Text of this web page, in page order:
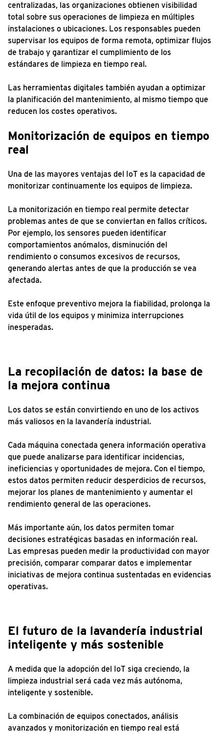
centralizadas, las organizaciones obtienen visibilidad
total sobre sus operaciones de limpieza en múltiples
instalaciones o ubicaciones. Los responsables pueden
supervisar los equipos de forma remota, optimizar flujos
de trabajo y garantizar el cumplimiento de los
estándares de limpieza en tiempo real.
Las herramientas digitales también ayudan a optimizar
la planificación del mantenimiento, al mismo tiempo que
reducen los costes operativos.
Monitorización de equipos en tiempo
real
Una de las mayores ventajas del IoT es la capacidad de
monitorizar continuamente los equipos de limpieza.
La monitorización en tiempo real permite detectar
problemas antes de que se conviertan en fallos críticos.
Por ejemplo, los sensores pueden identificar
comportamientos anómalos, disminución del
rendimiento o consumos excesivos de recursos,
generando alertas antes de que la producción se vea
afectada.
Este enfoque preventivo mejora la fiabilidad, prolonga la
vida útil de los equipos y minimiza interrupciones
inesperadas.
La recopilación de datos: la base de
la mejora continua
Los datos se están convirtiendo en uno de los activos
más valiosos en la lavandería industrial.
Cada máquina conectada genera información operativa
que puede analizarse para identificar incidencias,
ineficiencias y oportunidades de mejora. Con el tiempo,
estos datos permiten reducir desperdicios de recursos,
mejorar los planes de mantenimiento y aumentar el
rendimiento general de las operaciones.
Más importante aún, los datos permiten tomar
decisiones estratégicas basadas en información real.
Las empresas pueden medir la productividad con mayor
precisión, comparar comparar datos e implementar
iniciativas de mejora continua sustentadas en evidencias
operativas.
El futuro de la lavandería industrial
inteligente y más sostenible
A medida que la adopción del IoT siga creciendo, la
limpieza industrial será cada vez más autónoma,
inteligente y sostenible.
La combinación de equipos conectados, análisis
avanzados y monitorización en tiempo real está